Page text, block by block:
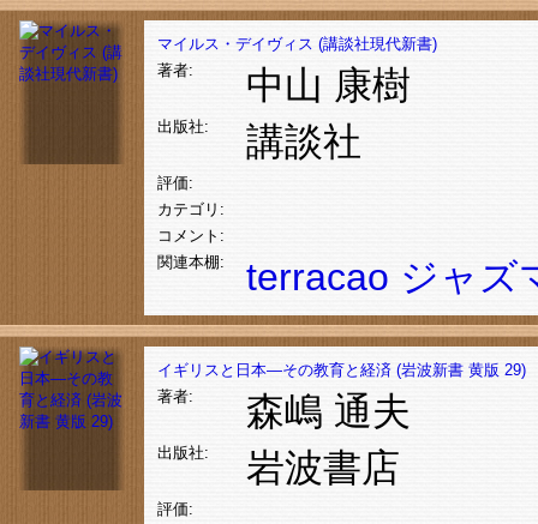
マイルス・デイヴィス (講談社現代新書)
著者:
中山 康樹
出版社: 講談社
評価:
カテゴリ:
コメント:
関連本棚:
terracao ジャズ
イギリスと日本―その教育と経済 (岩波新書 黄版 29)
著者:
森嶋 通夫
出版社: 岩波書店
評価: